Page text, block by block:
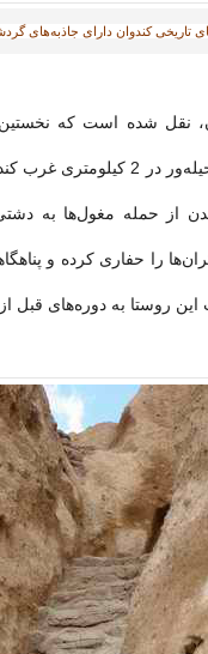
تاریخی کندوان دارای جاذبه‌های
نقل شده است که نخستین
ساکنان روستایی به نام
از حمله مغول‌ها به
را حفاری کرده و
این روستا به دوره‌های قبل